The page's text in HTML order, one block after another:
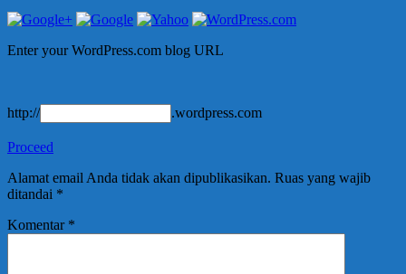
Enter your WordPress.com blog URL
http:// .wordpress.com
Proceed
Alamat email Anda tidak akan dipublikasikan. Ruas yang wajib
ditandai *
Komentar *